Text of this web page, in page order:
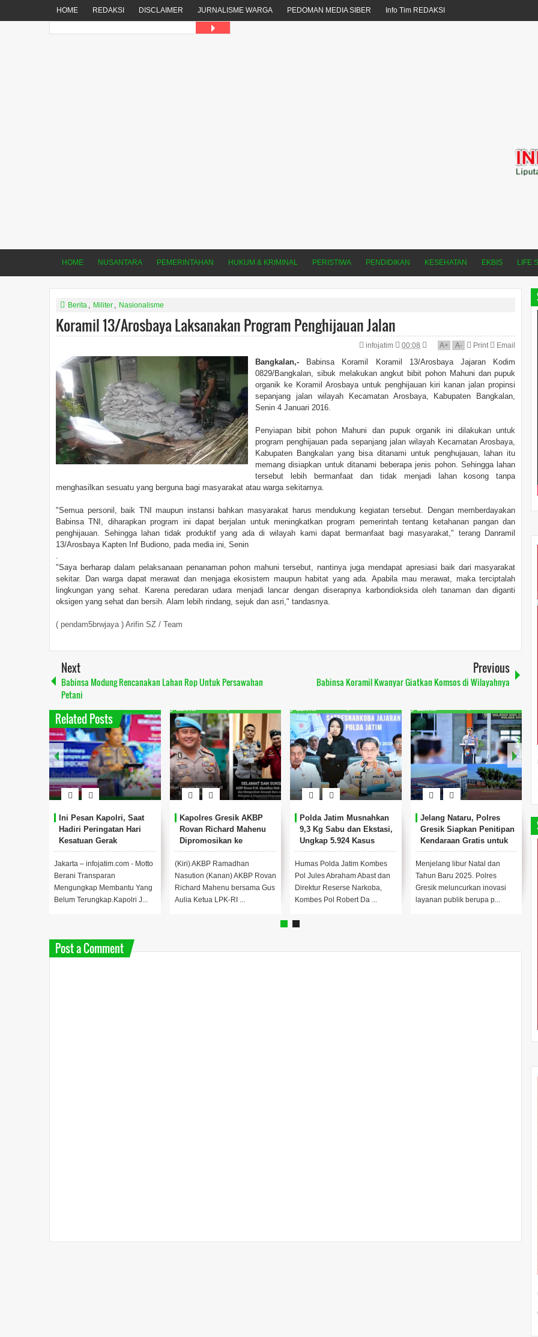
HOME REDAKSI DISCLAIMER JURNALISME WARGA PEDOMAN MEDIA SIBER Info Tim REDAKSI
HOME NUSANTARA PEMERINTAHAN HUKUM & KRIMINAL PERISTIWA PENDIDIKAN KESEHATAN EKBIS LIFE
Berita , Militer , Nasionalisme
Koramil 13/Arosbaya Laksanakan Program Penghijauan Jalan
infojatim 00:08 A+ A- Print Email
Bangkalan,- Babinsa Koramil Koramil 13/Arosbaya Jajaran Kodim
0829/Bangkalan, sibuk melakukan angkut bibit pohon Mahuni dan pupuk
organik ke Koramil Arosbaya untuk penghijauan kiri kanan jalan propinsi
sepanjang jalan wilayah Kecamatan Arosbaya, Kabupaten Bangkalan,
Senin 4 Januari 2016.
Penyiapan bibit pohon Mahuni dan pupuk organik ini dilakukan untuk
program penghijauan pada sepanjang jalan wilayah Kecamatan Arosbaya,
Kabupaten Bangkalan yang bisa ditanami untuk penghujauan, lahan itu
memang disiapkan untuk ditanami beberapa jenis pohon. Sehingga lahan
tersebut lebih bermanfaat dan tidak menjadi lahan kosong tanpa
menghasilkan sesuatu yang berguna bagi masyarakat atau warga sekitarnya.
"Semua personil, baik TNI maupun instansi bahkan masyarakat harus mendukung kegiatan tersebut. Dengan memberdayakan
Babinsa TNI, diharapkan program ini dapat berjalan untuk meningkatkan program pemerintah tentang ketahanan pangan dan
penghijauan. Sehingga lahan tidak produktif yang ada di wilayah kami dapat bermanfaat bagi masyarakat," terang Danramil
13/Arosbaya Kapten Inf Budiono, pada media ini, Senin
.
"Saya berharap dalam pelaksanaan penanaman pohon mahuni tersebut, nantinya juga mendapat apresiasi baik dari masyarakat
sekitar. Dan warga dapat merawat dan menjaga ekosistem maupun habitat yang ada. Apabila mau merawat, maka terciptalah
lingkungan yang sehat. Karena peredaran udara menjadi lancar dengan diserapnya karbondioksida oleh tanaman dan diganti
oksigen yang sehat dan bersih. Alam lebih rindang, sejuk dan asri," tandasnya.
( pendam5brwjaya ) Arifin SZ / Team
Next
Babinsa Modung Rencanakan Lahan Rop Untuk Persawahan
Petani
Previous
Babinsa Koramil Kwanyar Giatkan Komsos di Wilayahnya
Related Posts
Ini Pesan Kapolri, Saat
Hadiri Peringatan Hari
Kesatuan Gerak
Bhayangkari Ke 71 tahun.
Jakarta – infojatim.com - Motto
Berani Transparan
Mengungkap Membantu Yang
Belum Terungkap.Kapolri J...
Kapolres Gresik AKBP
Rovan Richard Mahenu
Dipromosikan ke
Divpropam Mabes Polri
(Kiri) AKBP Ramadhan
Nasution (Kanan) AKBP Rovan
Richard Mahenu bersama Gus
Aulia Ketua LPK-RI ...
Polda Jatim Musnahkan
9,3 Kg Sabu dan Ekstasi,
Ungkap 5.924 Kasus
Narkoba Sepanjang 2025
Humas Polda Jatim Kombes
Pol Jules Abraham Abast dan
Direktur Reserse Narkoba,
Kombes Pol Robert Da ...
Jelang Nataru, Polres
Gresik Siapkan Penitipan
Kendaraan Gratis untuk
Warga
Menjelang libur Natal dan
Tahun Baru 2025. Polres
Gresik meluncurkan inovasi
layanan publik berupa p...
Post a Comment